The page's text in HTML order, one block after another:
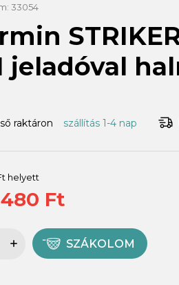
33054
jeladóval
raktáron szállítás 1-4 nap
helyett
480 Ft
SZÁKOLOM